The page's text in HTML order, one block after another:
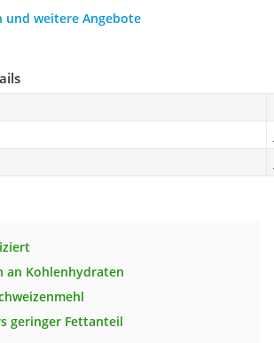
und weitere Angebote
an Kohlenhydraten
geringer Fettanteil